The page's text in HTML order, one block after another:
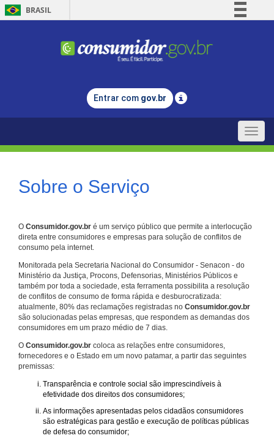
BRASIL
Comunica BR
Legislação
Entrar com gov.br
Toggle
Sobre o Serviço
O Consumidor.gov.br é um serviço público que permite a interlocução
direta entre consumidores e empresas para solução de conflitos de
consumo pela internet.
Monitorada pela Secretaria Nacional do Consumidor - Senacon - do
Ministério da Justiça, Procons, Defensorias, Ministérios Públicos e
também por toda a sociedade, esta ferramenta possibilita a resolução
de conflitos de consumo de forma rápida e desburocratizada:
atualmente, 80% das reclamações registradas no Consumidor.gov.br
são solucionadas pelas empresas, que respondem as demandas dos
consumidores em um prazo médio de 7 dias.
O Consumidor.gov.br coloca as relações entre consumidores,
fornecedores e o Estado em um novo patamar, a partir das seguintes
premissas:
Transparência e controle social são imprescindíveis à
efetividade dos direitos dos consumidores;
As informações apresentadas pelos cidadãos consumidores
são estratégicas para gestão e execução de políticas públicas
de defesa do consumidor;